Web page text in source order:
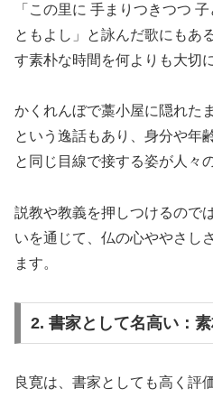
「この里に 手まりつきつつ
ともよし」と詠んだ歌にもあ
す素朴な時間を何よりも大切
かくれんぼで藁小屋に隠れた
という逸話もあり、身分や年
と同じ目線で接する姿が人々
説教や教義を押しつけるので
いを通じて、仏の心ややさし
ます。
2. 書家として名高い：
良寛は、書家としても高く評